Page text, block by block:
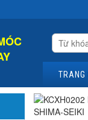
TRANG